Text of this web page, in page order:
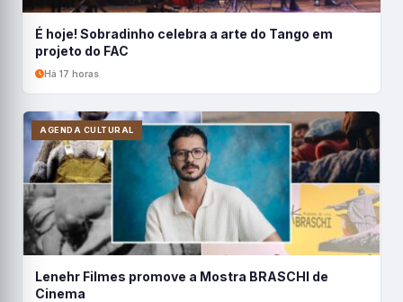
É hoje! Sobradinho celebra a arte do Tango em
projeto do FAC
Há 17 horas
AGENDA CULTURAL
Lenehr Filmes promove a Mostra BRASCHI de
Cinema